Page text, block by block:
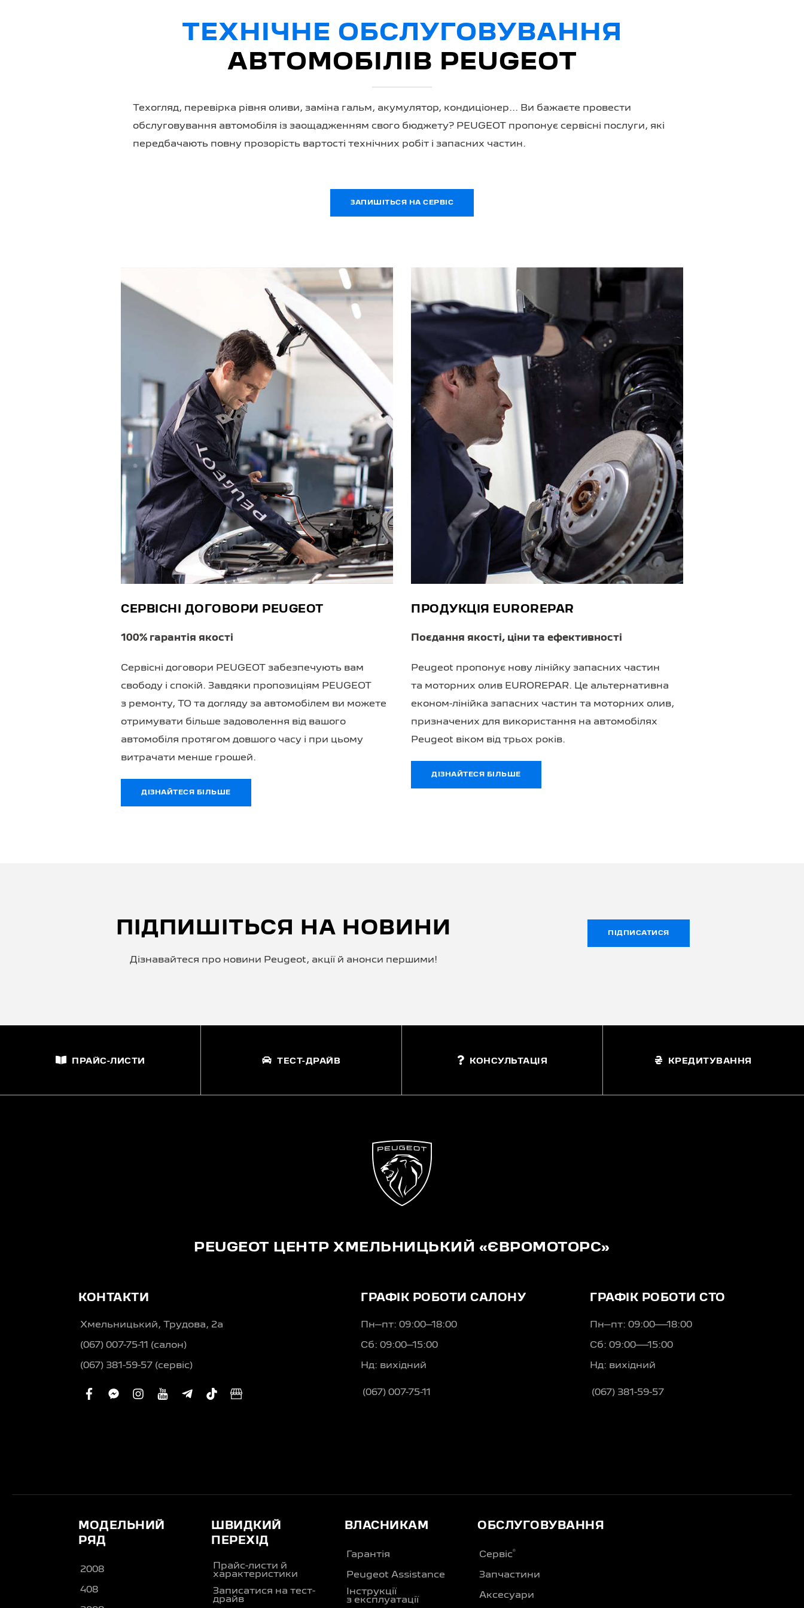
ТЕХНІЧНЕ ОБСЛУГОВУВАННЯ
АВТОМОБІЛІВ PEUGEOT
Техогляд, перевірка рівня оливи, заміна гальм, акумулятор, кондиціонер... Ви бажаєте провести
обслуговування автомобіля із заощадженням свого бюджету? PEUGEOT пропонує сервісні послуги, які
передбачають повну прозорість вартості технічних робіт і запасних частин.
ЗАПИШІТЬСЯ НА СЕРВІС
СЕРВІСНІ ДОГОВОРИ PEUGEOT
100% гарантія якості
Сервісні договори PEUGEOT забезпечують вам
свободу і спокій. Завдяки пропозиціям PEUGEOT
з ремонту, ТО та догляду за автомобілем ви можете
отримувати більше задоволення від вашого
автомобіля протягом довшого часу і при цьому
витрачати менше грошей.
ДІЗНАЙТЕСЯ БІЛЬШЕ
ПРОДУКЦІЯ EUROREPAR
Поєдання якості, ціни та ефективності
Peugeot пропонує нову лінійку запасних частин
та моторних олив EUROREPAR. Це альтернативна
економ-лінійка запасних частин та моторних олив,
призначених для використання на автомобілях
Peugeot віком від трьох років.
ДІЗНАЙТЕСЯ БІЛЬШЕ
ПІДПИШІТЬСЯ НА НОВИНИ
Дізнавайтеся про новини Peugeot, акції й анонси першими!
ПІДПИСАТИСЯ
ПРАЙС-ЛИСТИ ТЕСТ-ДРАЙВ КОНСУЛЬТАЦІЯ КРЕДИТУВАННЯ
PEUGEOT ЦЕНТР ХМЕЛЬНИЦЬКИЙ «ЄВРОМОТОРС»
КОНТАКТИ
Хмельницький, Трудова, 2а
(067) 007-75-11 (салон)
(067) 381-59-57 (сервіс)
facebook
facebook-
instagram
youtube
telegram-
tiktokbusiness
ГРАФІК РОБОТИ САЛОНУ
Пн–пт: 09:00–18:00
Сб: 09:00–15:00
Нд: вихідний
(067) 007-75-11
ГРАФІК РОБОТИ СТО
Пн–пт: 09:00—18:00
Сб: 09:00—15:00
Нд: вихідний
(067) 381-59-57
МОДЕЛЬНИЙ
РЯД
2008
408
ШВИДКИЙ
ПЕРЕХІД
Прайс-листи й
характеристики
Записатися на тест-
драйв
ВЛАСНИКАМ
Гарантія
Peugeot Assistance
Інструкції
з експлуатації
ОБСЛУГОВУВАННЯ
Сервіс®
Запчастини
Аксесуари